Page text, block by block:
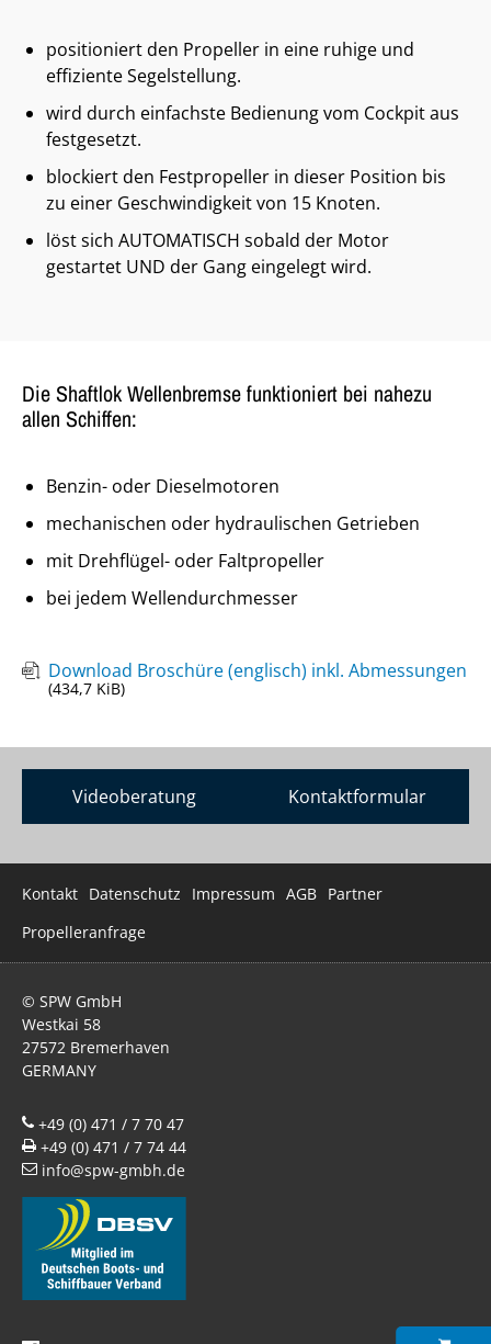
zurück
positioniert den Propeller in eine ruhige und
effiziente Segelstellung.
wird durch einfachste Bedienung vom Cockpit aus
festgesetzt.
blockiert den Festpropeller in dieser Position bis
zu einer Geschwindigkeit von 15 Knoten.
löst sich AUTOMATISCH sobald der Motor
gestartet UND der Gang eingelegt wird.
Die Shaftlok Wellenbremse funktioniert bei nahezu
allen Schiffen:
Benzin- oder Dieselmotoren
mechanischen oder hydraulischen Getrieben
mit Drehflügel- oder Faltpropeller
bei jedem Wellendurchmesser
Download Broschüre (englisch) inkl. Abmessungen
(434,7 KiB)
Videoberatung Kontaktformular
Navigation
überspringen
Kontakt Datenschutz Impressum AGB Partner
Propelleranfrage
© SPW GmbH
Westkai 58
27572 Bremerhaven
GERMANY
+49 (0) 471 / 7 70 47
+49 (0) 471 / 7 74 44
info@spw-gmbh.de